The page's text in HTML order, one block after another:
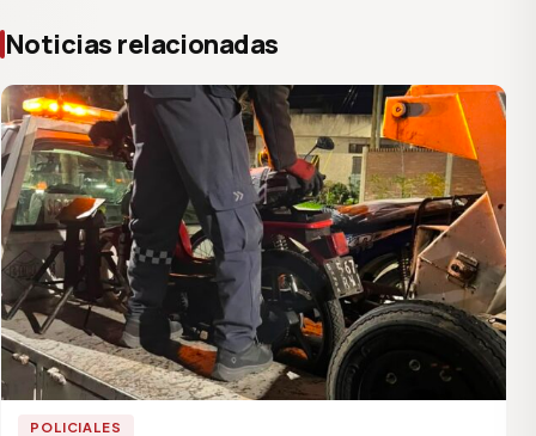
Noticias relacionadas
POLICIALES